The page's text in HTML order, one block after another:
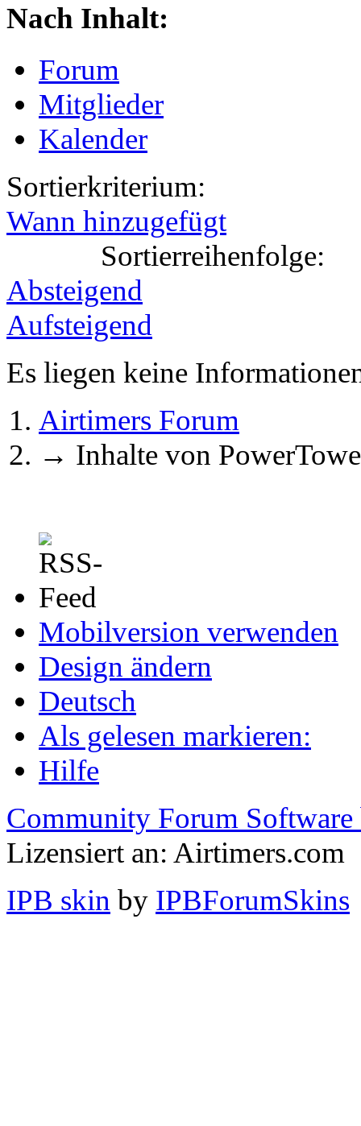
Nach Inhalt:
Forum
Mitglieder
Kalender
Sortierkriterium:
Wann hinzugefügt
Sortierreihenfolge:
Absteigend
Aufsteigend
Es liegen keine
Airtimers Forum
→ Inhalte von
Mobilversion verwenden
Design ändern
Deutsch
Als gelesen markieren:
Hilfe
Community Forum Software
Lizensiert an: Airtimers.com
IPB skin by IPBForumSkins